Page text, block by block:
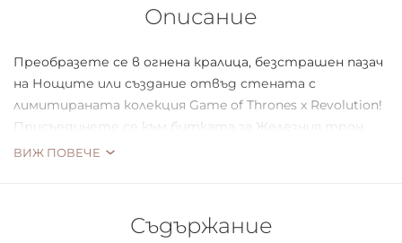
Описание
Преобразете се в огнена кралица, безстрашен пазач
на Нощите или създание отвъд стената с
лимитираната колекция Game of Thrones x Revolution!
Присъединете се към битката за Железния трон.
Направете остри очи като Триокия гарван с Game of
ограничена версия на култовата класическа очна
ВИЖ ПОВЕЧЕ
Съдържание